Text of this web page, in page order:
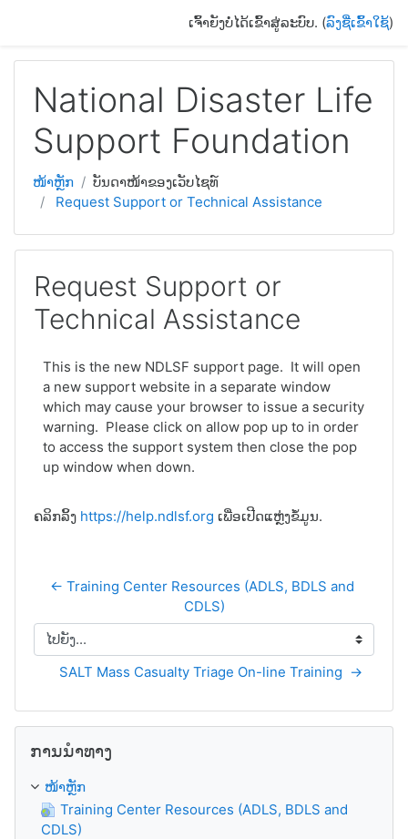
ເຈົ້າຍັງບໍ່ໄດ້ເຂົ້າສູ່ລະບົບ. (ລົງຊື່ເຂົ້າໃຊ້)
National Disaster Life
Support Foundation
ໜ້າຫຼັກ
ບັນດາໜ້າຂອງເວັບໄຊທ໌
Request Support or Technical Assistance
Request Support or
Technical Assistance
This is the new NDLSF support page. It will open
a new support website in a separate window
which may cause your browser to issue a security
warning. Please click on allow pop up to in order
to access the support system then close the pop
up window when down.
ຄລິກລິ້ງ https://help.ndlsf.org ເພື່ອເປີດແຫຼ່ງຂໍ້ມູນ.
← Training Center Resources (ADLS, BDLS and
CDLS)
ໄປຍັງ...
SALT Mass Casualty Triage On-line Training  →
ການນຳທາງ
ໜ້າຫຼັກ
Training Center Resources (ADLS, BDLS and
CDLS)